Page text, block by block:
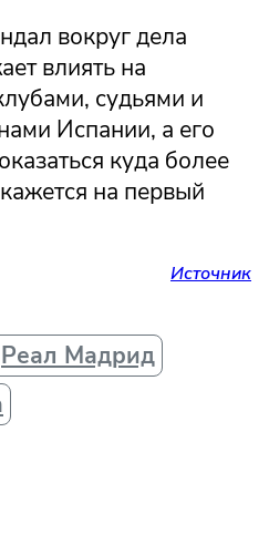
вокруг дела
влиять на
судьями и
Испании, а его
куда более
на первый
Источник
Реал Мадрид